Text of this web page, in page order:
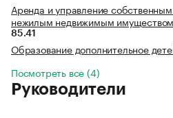
Аренда и управление
нежилым недвижимым имуществом
85.41
Образование дополнительное
Посмотреть все (4)
Руководители